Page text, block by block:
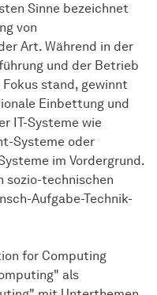
Sinne bezeichnet
von
Art. Während in der
und der Betrieb
stand, gewinnt
Einbettung und
IT-Systeme wie
Systeme oder
im Vordergrund.
sozio-technischen
Aufgabe-Technik-
for Computing
als